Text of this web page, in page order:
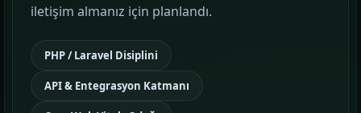
Sosyal Medya Yönetimi
MARKA İLETIŞIMI
Temalar
iletişim almanız için planlandı.
PHP / Laravel Disiplini
API & Entegrasyon Katmanı